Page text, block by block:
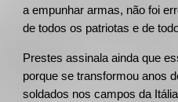
a empunhar armas, não foi
de todos os patriotas e de
Prestes assinala ainda que
porque se transformou anos
soldados nos campos da